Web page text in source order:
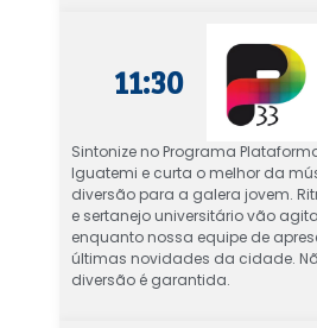
11:30
Sintonize no Programa
Iguatemi e curta o melhor da
diversão para a galera jovem.
e sertanejo universitário vão
enquanto nossa equipe de
últimas novidades da cidade.
diversão é garantida.